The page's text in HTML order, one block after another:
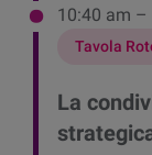
10:40 am –
Tavola
La